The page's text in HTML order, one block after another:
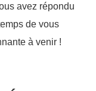
avez répondu
de vous
à venir !